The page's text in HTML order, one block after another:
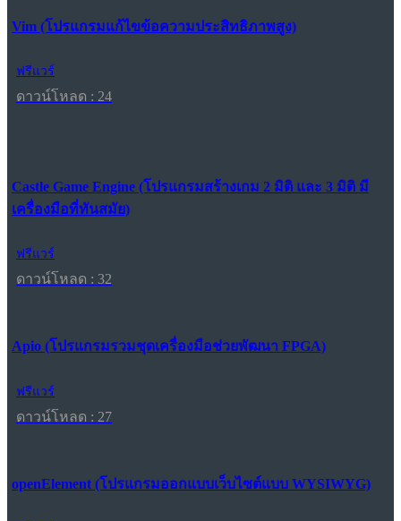
Vim (โปรแกรมแก้ไขข้อความประสิทธิภาพสูง)
ฟรีแวร์
ดาวน์โหลด : 24
Castle Game Engine (โปรแกรมสร้างเกม 2 มิติ และ 3 มิติ มี
เครื่องมือที่ทันสมัย)
ฟรีแวร์
ดาวน์โหลด : 32
Apio (โปรแกรมรวมชุดเครื่องมือช่วยพัฒนา FPGA)
ฟรีแวร์
ดาวน์โหลด : 27
openElement (โปรแกรมออกแบบเว็บไซต์แบบ WYSIWYG)